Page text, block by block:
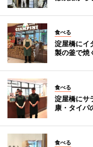
食べる
淀屋橋にイ
製の釜で焼
食べる
淀屋橋にサ
康・タイパ
食べる